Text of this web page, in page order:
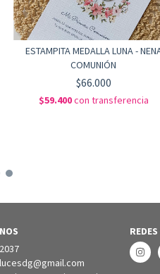
ESTAMPITA MEDALLA LUNA -
COMUNIÓN
$66.000
$59.400con transferencia